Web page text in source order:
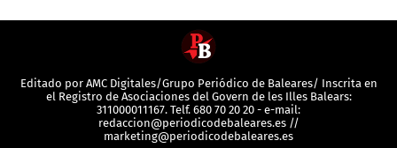
Editado por AMC Digitales/Grupo Periódico de Baleares/ Inscrita en
el Registro de Asociaciones del Govern de les Illes Balears:
311000011167. Telf. 680 70 20 20 - e-mail:
redaccion@periodicodebaleares.es //
marketing@periodicodebaleares.es